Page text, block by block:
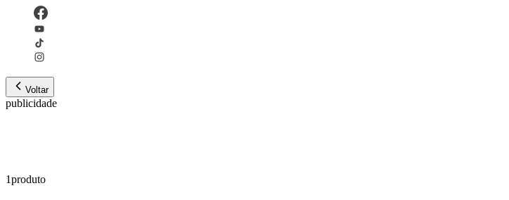
Voltar
publicidade
1produto